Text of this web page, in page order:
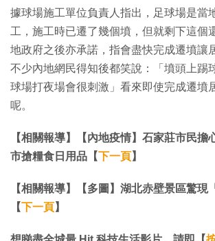
據球場施工單位負責人指出，足球場是當
工，施工時已遷了幾個墳，但就剩下這個
地政府之後亦承諾，指會盡快完成遷墳讓
不少內地網民得知後都笑說：「墳頭上踢
球場打夜場會很刺激」看來即使完成遷墳
呢。
【相關報導】【內地疫情】石家莊市民擔
市搶糧食日用品【下一頁】
【相關報導】【多圖】湖北赤壁景區驚現
【下一頁】